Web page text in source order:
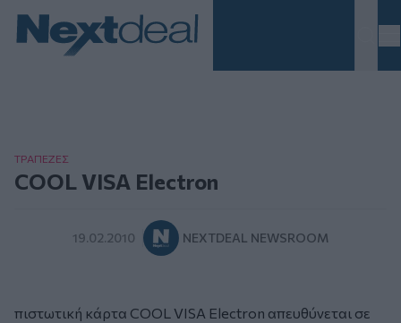
ΤΡAΠΕΖΕΣ
COOL VISA Electron
19.02.2010 NEXTDEAL NEWSROOM
πιστωτική κάρτα COOL VISA Electron απευθύνεται σε